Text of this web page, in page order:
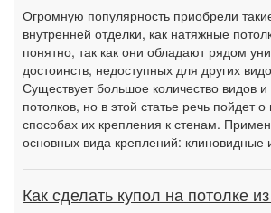
Огромную популярность приобрели
внутренней отделки, как натяжные
понятно, так как они обладают рядом
достоинств, недоступных для других
Существует большое количество видов
потолков, но в этой статье речь пойдет
способах их крепления к стенам.
основных вида креплений: клиновидные
Как сделать купол на потолке